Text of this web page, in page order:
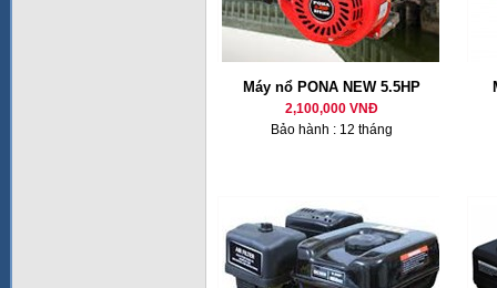
Máy nổ PONA NEW 5.5HP
2,100,000 VNĐ
Bảo hành : 12 tháng